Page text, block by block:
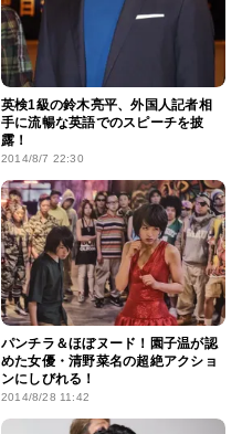
英検1級の鈴木亮平、外国人記者相
手に流暢な英語でのスピーチを披
露！
2014/8/7 22:30
パンチラ＆ほぼヌード！園子温が認
めた女優・清野菜名の超絶アクショ
ンにしびれる！
2014/8/28 11:42